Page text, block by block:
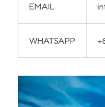
EMAIL
WHATSAPP